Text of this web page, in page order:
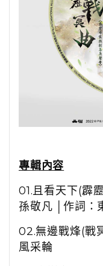
專輯內容
01.且看天下(霹
孫敬凡 │作詞：
02.無邊戰烽(戰
風采輪